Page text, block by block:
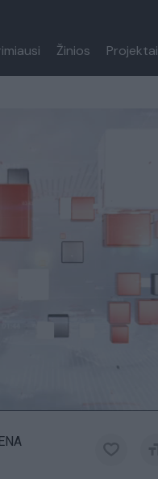
Žinios Projektai